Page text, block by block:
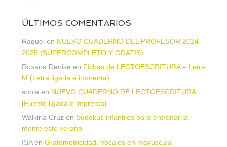
ÚLTIMOS COMENTARIOS
Raquel en NUEVO CUADERNO DEL PROFESOR 2024 –
2025 (SUPERCOMPLETO Y GRATIS)
Roxana Denise en Fichas de LECTOESCRITURA – Letra
M (Letra ligada e imprenta)
sonia en NUEVO CUADERNO DE LECTOESCRITURA
[Fuente ligada e imprenta]
Walkiria Cruz en Sudokus infantiles para entrenar la
mente este verano
ISAen Grafomotricidad. Vocales en mayúscula